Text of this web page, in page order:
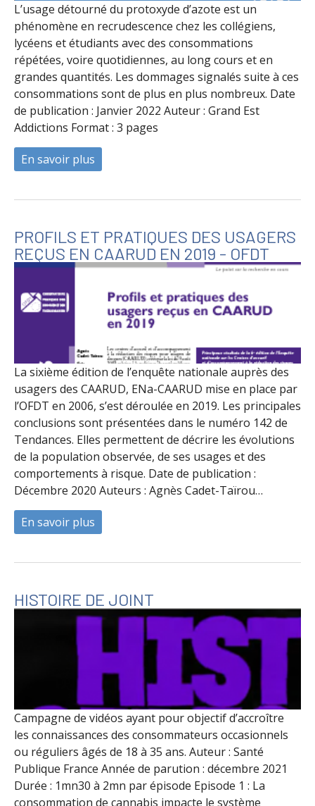
L’usage détourné du protoxyde d’azote est un
phénomène en recrudescence chez les collégiens,
lycéens et étudiants avec des consommations
répétées, voire quotidiennes, au long cours et en
grandes quantités. Les dommages signalés suite à ces
consommations sont de plus en plus nombreux. Date
de publication : Janvier 2022 Auteur : Grand Est
Addictions Format : 3 pages
En savoir plus
PROFILS ET PRATIQUES DES USAGERS
REÇUS EN CAARUD EN 2019 - OFDT
La sixième édition de l’enquête nationale auprès des
usagers des CAARUD, ENa-CAARUD mise en place par
l’OFDT en 2006, s’est déroulée en 2019. Les principales
conclusions sont présentées dans le numéro 142 de
Tendances. Elles permettent de décrire les évolutions
de la population observée, de ses usages et des
comportements à risque. Date de publication :
Décembre 2020 Auteurs : Agnès Cadet-Taïrou…
En savoir plus
HISTOIRE DE JOINT
Campagne de vidéos ayant pour objectif d’accroître
les connaissances des consommateurs occasionnels
ou réguliers âgés de 18 à 35 ans. Auteur : Santé
Publique France Année de parution : décembre 2021
Durée : 1mn30 à 2mn par épisode Episode 1 : La
consommation de cannabis impacte le système